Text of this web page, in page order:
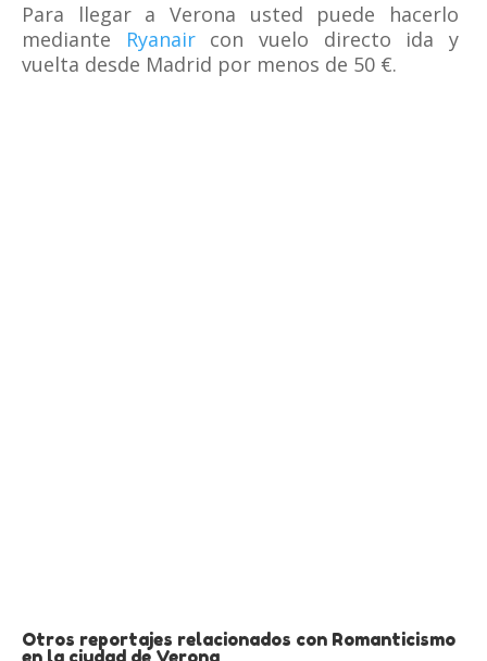
Para llegar a Verona usted puede hacerlo
mediante Ryanaircon vuelo directo ida y
vuelta desde Madrid por menos de 50 €.
Otros reportajes relacionados con Romanticismo
en la ciudad de Verona